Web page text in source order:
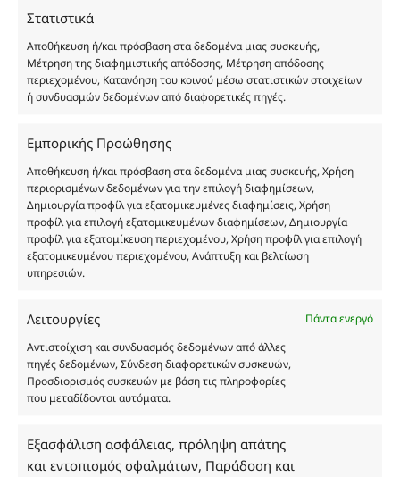
Στατιστικά
Αποθήκευση ή/και πρόσβαση στα δεδομένα μιας συσκευής,
Μέτρηση της διαφημιστικής απόδοσης, Μέτρηση απόδοσης
περιεχομένου, Κατανόηση του κοινού μέσω στατιστικών στοιχείων
ή συνδυασμών δεδομένων από διαφορετικές πηγές.
Εμπορικής Προώθησης
Αποθήκευση ή/και πρόσβαση στα δεδομένα μιας συσκευής, Χρήση
περιορισμένων δεδομένων για την επιλογή διαφημίσεων,
Δημιουργία προφίλ για εξατομικευμένες διαφημίσεις, Χρήση
προφίλ για επιλογή εξατομικευμένων διαφημίσεων, Δημιουργία
προφίλ για εξατομίκευση περιεχομένου, Χρήση προφίλ για επιλογή
εξατομικευμένου περιεχομένου, Ανάπτυξη και βελτίωση
υπηρεσιών.
Λειτουργίες
Πάντα ενεργό
Αντιστοίχιση και συνδυασμός δεδομένων από άλλες
πηγές δεδομένων, Σύνδεση διαφορετικών συσκευών,
Προσδιορισμός συσκευών με βάση τις πληροφορίες
που μεταδίδονται αυτόματα.
Εξασφάλιση ασφάλειας, πρόληψη απάτης
και εντοπισμός σφαλμάτων, Παράδοση και
χύμα μορφή και είναι εμπνευσμένα από τα
αντίστοιχα αυθεντικά γνωστών οίκων. Οι
ονομασίες, οι εικόνες και τα σήματα των
προϊόντων αποτελούν αναφαίρετη και
κατοχυρωμένη εμπορικά ιδιοκτησία των
υπόκεινται σε πνευματικά δικαιώματα.
Με επιφύλαξη κάθε νόμιμου δικαιώματος.
Eau de parfum
Τ.Κ. 56224, Εύοσμος, Θεσσαλονίκη
Τηλ. 2314 016010
ΑΦΜ 803285309
ΓΕΜΗ 193802504000
Ωράριο Καταστήματος